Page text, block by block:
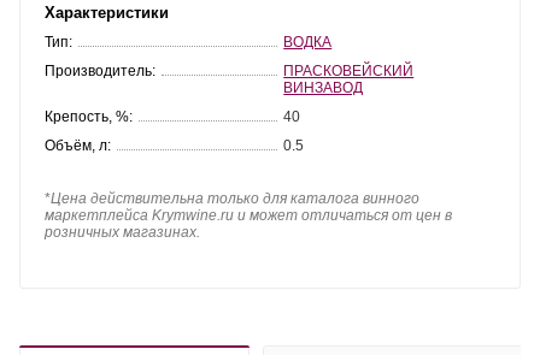
Характеристики
Тип:
ВОДКА
Производитель:
ПРАСКОВЕЙСКИЙ
ВИНЗАВОД
Крепость, %:
40
Объём, л:
0.5
*Цена действительна только для каталога винного
маркетплейса Krymwine.ru и может отличаться от цен в
розничных магазинах.